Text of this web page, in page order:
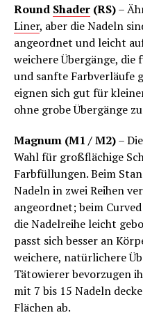
Round Shader (RS)–
Liner, aber die Nadeln
angeordnet und leicht
weichere Übergänge,
und sanfte Farbverläufe
eignen sich gut für
ohne grobe Übergänge
Magnum (M1 / M2)–
Wahl für großflächige
Farbfüllungen. Beim
Nadeln in zwei Reihen
angeordnet; beim
die Nadelreihe leicht
passt sich besser an
weichere, natürlichere
Tätowierer bevorzugen
mit 7 bis 15 Nadeln
Flächen ab.